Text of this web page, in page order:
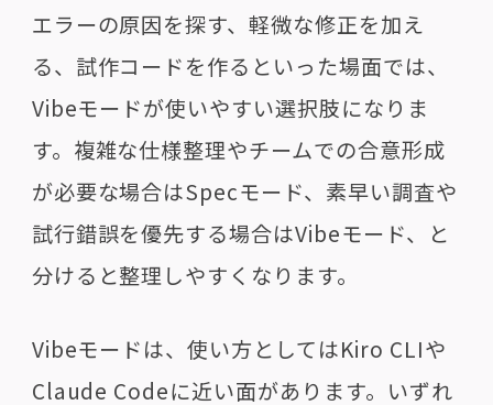
エラーの原因を探す、軽微な修正を加え
る、試作コードを作るといった場面では、
Vibeモードが使いやすい選択肢になりま
す。複雑な仕様整理やチームでの合意形成
が必要な場合はSpecモード、素早い調査や
試行錯誤を優先する場合はVibeモード、と
分けると整理しやすくなります。
Vibeモードは、使い方としてはKiro CLIや
Claude Codeに近い面があります。いずれ